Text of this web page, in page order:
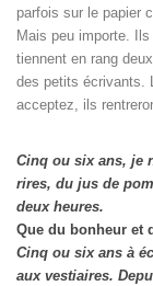
parfois sur le papier
Mais peu importe.
tiennent en rang
des petits écrivants.
acceptez, ils
Cinq ou six ans, je
rires, du jus de
deux heures.
Que du bonheur et
Cinq ou six ans à
aux vestiaires.